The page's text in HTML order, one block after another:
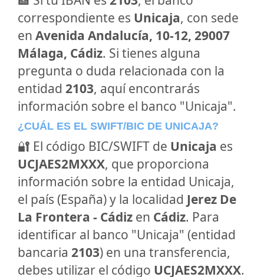
correspondiente es Unicaja, con sede
en Avenida Andalucía, 10-12, 29007
Málaga, Cádiz. Si tienes alguna
pregunta o duda relacionada con la
entidad 2103, aquí encontrarás
información sobre el banco "Unicaja".
¿CUÁL ES EL SWIFT/BIC DE UNICAJA?
🔐 El código BIC/SWIFT de Unicaja es
UCJAES2MXXX, que proporciona
información sobre la entidad Unicaja,
el país (España) y la localidad Jerez De
La Frontera - Cádiz en Cádiz. Para
identificar al banco "Unicaja" (entidad
bancaria 2103) en una transferencia,
debes utilizar el código UCJAES2MXXX.